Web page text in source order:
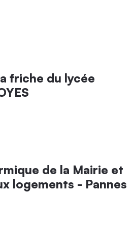
friche du lycée
de la Mairie et
logements - Pannes